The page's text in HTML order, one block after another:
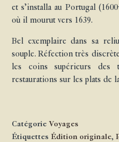
et s’installa au Portugal
où il mourut vers 1639.
Bel exemplaire dans sa
souple. Réfection très
les coins supérieurs des
restaurations sur les plats de
Catégorie Voyages
Étiquettes Édition originale,